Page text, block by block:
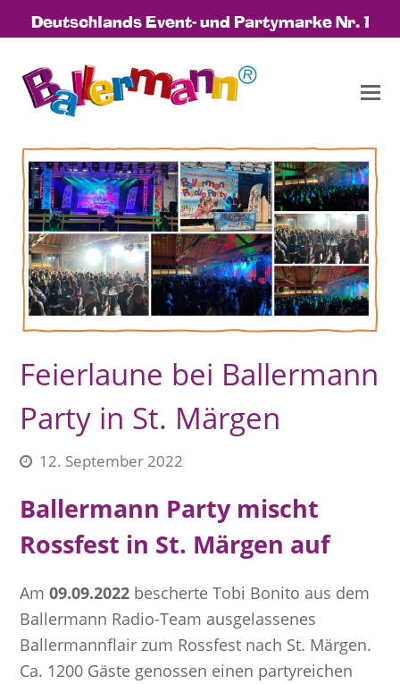
Deutschlands Event- und Partymarke Nr. 1
Feierlaune bei Ballermann
Party in St. Märgen
12. September 2022
Ballermann Party mischt
Rossfest in St. Märgen auf
Am09.09.2022 bescherte Tobi Bonito aus dem
Ballermann Radio-Team ausgelassenes
Ballermannflair zum Rossfest nach St. Märgen.
Ca. 1200 Gäste genossen einen partyreichen